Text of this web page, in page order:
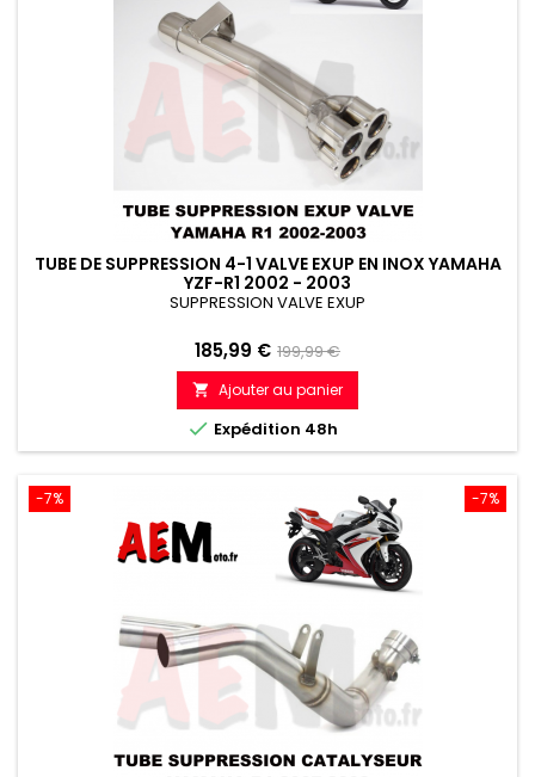
TUBE DE SUPPRESSION 4-1 VALVE EXUP EN INOX YAMAHA
YZF-R1 2002 - 2003
SUPPRESSION VALVE EXUP
Prix
185,99 € Prix
de
référence
199,99 €
 Ajouter au panier
 Expédition 48h
-7%
-7%